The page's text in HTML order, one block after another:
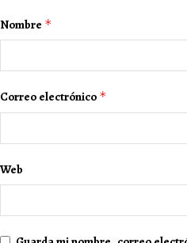
Nombre *
Correo electrónico *
Web